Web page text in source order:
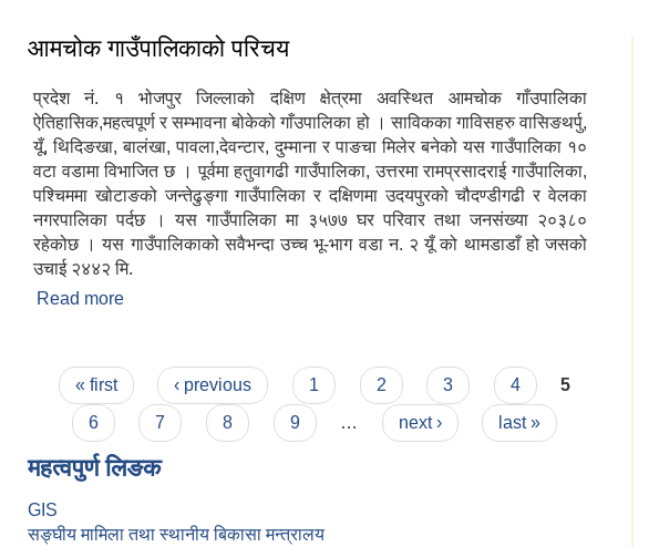
आमचोक गाउँपालिकाको परिचय
प्रदेश नं. १ भोजपुर जिल्लाको दक्षिण क्षेत्रमा अवस्थित आमचोक गाँउपालिका
ऐतिहासिक,महत्वपूर्ण र सम्भावना बोकेको गाँउपालिका हो । साविकका गाविसहरु वासिङथर्पु,
यूँ, थिदिङखा, बालंखा, पावला,देवन्टार, दुम्माना र पाङचा मिलेर बनेको यस गाउँपालिका १०
वटा वडामा विभाजित छ । पूर्वमा हतुवागढी गाउँपालिका, उत्तरमा रामप्रसादराई गाउँपालिका,
पश्चिममा खोटाङको जन्तेढुङ्गा गाउँपालिका र दक्षिणमा उदयपुरको चौदण्डीगढी र वेलका
नगरपालिका पर्दछ । यस गाउँपालिका मा ३५७७ घर परिवार तथा जनसंख्या २०३८०
रहेकोछ । यस गाउँपालिकाको सवैभन्दा उच्च भू-भाग वडा न‌. २ यूँ को थामडाडाँ हो जसको
उचाई २४४२ मि.
Read more
Pages
« first ‹ previous 1 2 3 4
5
6
7 8 9 … next › last »
महत्वपुर्ण लि‌‌ङक
GIS
सङ्घीय मामिला तथा स्थानीय बिकासा मन्त्रालय